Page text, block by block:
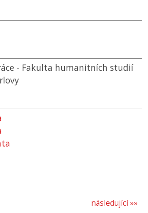
- Fakulta humanitních studií
následující »»